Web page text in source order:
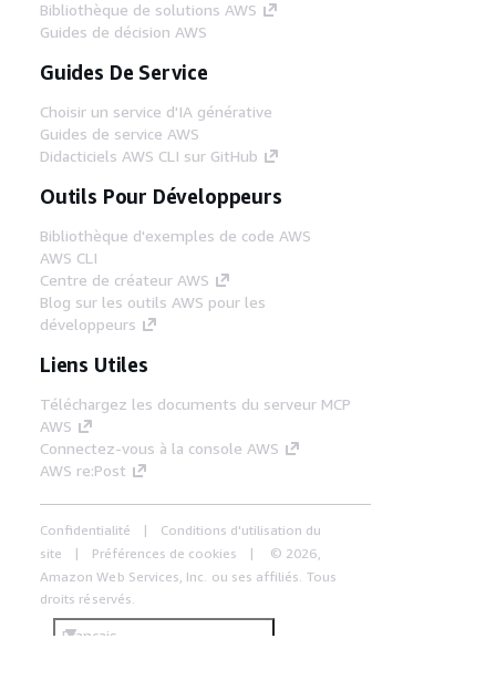
Bibliothèque de solutions AWS
Guides de décision AWS
Guides De Service
Choisir un service d'IA générative
Guides de service AWS
Didacticiels AWS CLI sur GitHub
Outils Pour Développeurs
Bibliothèque d'exemples de code AWS
AWS CLI
Centre de créateur AWS
Blog sur les outils AWS pour les
développeurs
Liens Utiles
Téléchargez les documents du serveur MCP
AWS
Connectez-vous à la console AWS
AWS re:Post
Confidentialité
Conditions d'utilisation du
site
Préférences de cookies
© 2026,
Amazon Web Services, Inc. ou ses affiliés. Tous
droits réservés.
Français